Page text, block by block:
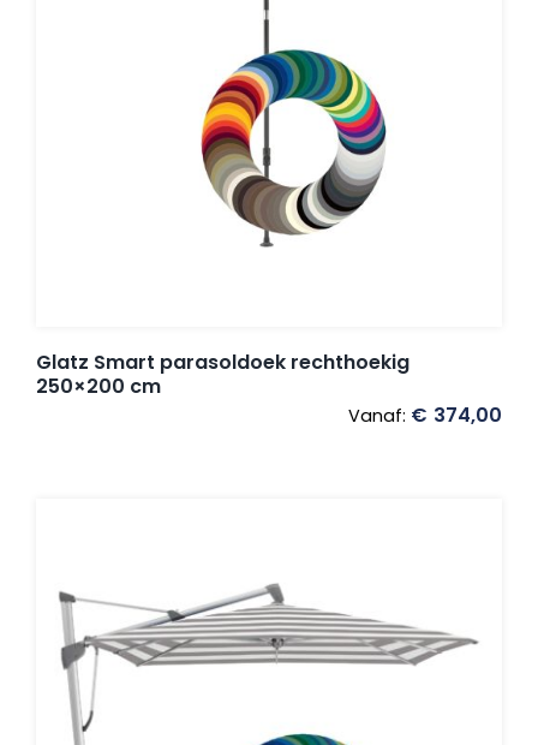
Glatz Smart parasoldoek rechthoekig
250×200 cm
Vanaf: € 374,00